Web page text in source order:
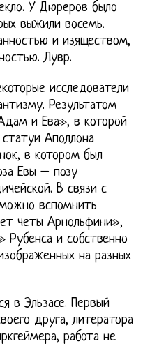
У Дюреров было
выжили восемь.
и изяществом,
Лувр.
исследователи
Результатом
и Ева», в которой
Аполлона
в котором был
Евы – позу
В связи с
вспомнить
четы Арнольфини»,
и собственно
на разных
в Эльзасе. Первый
друга, литератора
работа не